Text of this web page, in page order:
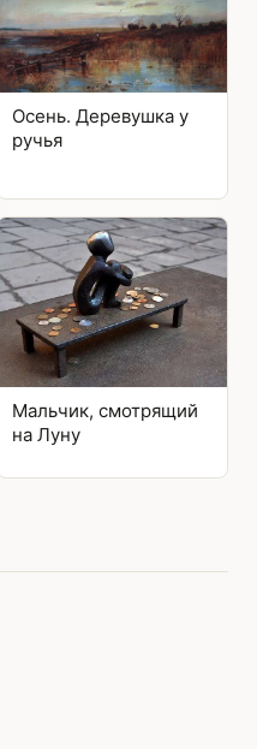
Осень. Деревушка у
ручья
Мальчик, смотрящий
на Луну